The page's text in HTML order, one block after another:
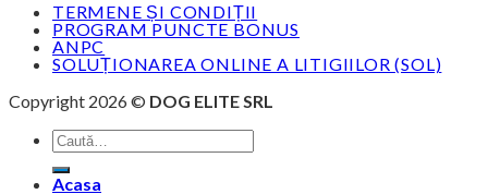
TERMENE ȘI CONDIȚII
PROGRAM PUNCTE BONUS
ANPC
SOLUȚIONAREA ONLINE A LITIGIILOR (SOL)
Copyright 2026 © DOG ELITE SRL
Caută
după:
Acasa